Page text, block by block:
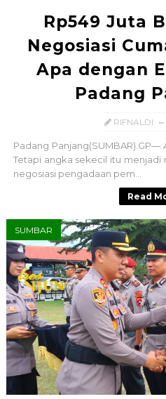
Rp549 Juta
Negosiasi
Apa dengan
Padang
RIFNALDI
Padang Panjang(SUMBAR).GP—
Tetapi angka sekecil itu
negosiasi pengadaan pem...
Read
SUMBAR